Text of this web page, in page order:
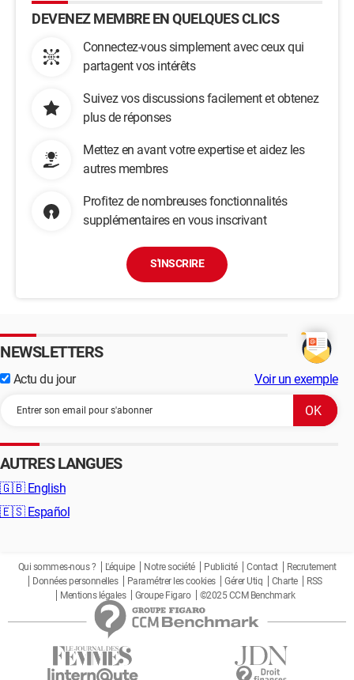
DEVENEZ MEMBRE EN QUELQUES CLICS
Connectez-vous simplement avec ceux qui
partagent vos intérêts
Suivez vos discussions facilement et obtenez
plus de réponses
Mettez en avant votre expertise et aidez les
autres membres
Profitez de nombreuses fonctionnalités
supplémentaires en vous inscrivant
S'INSCRIRE
NEWSLETTERS
Actu du jour Voir un exemple
AUTRES LANGUES
🇬🇧 English
🇪🇸 Español
Qui sommes-nous ? L'équipe Notre société Publicité Contact
Recrutement
Données personnelles
Paramétrer les cookies Gérer Utiq Charte
RSS
Mentions légales
Groupe Figaro ©2025 CCM Benchmark